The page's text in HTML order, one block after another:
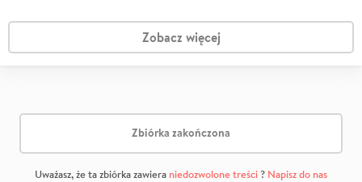
Zobacz więcej
Zbiórka zakończona
Uważasz, że ta zbiórka zawiera niedozwolone treści? Napisz do nas